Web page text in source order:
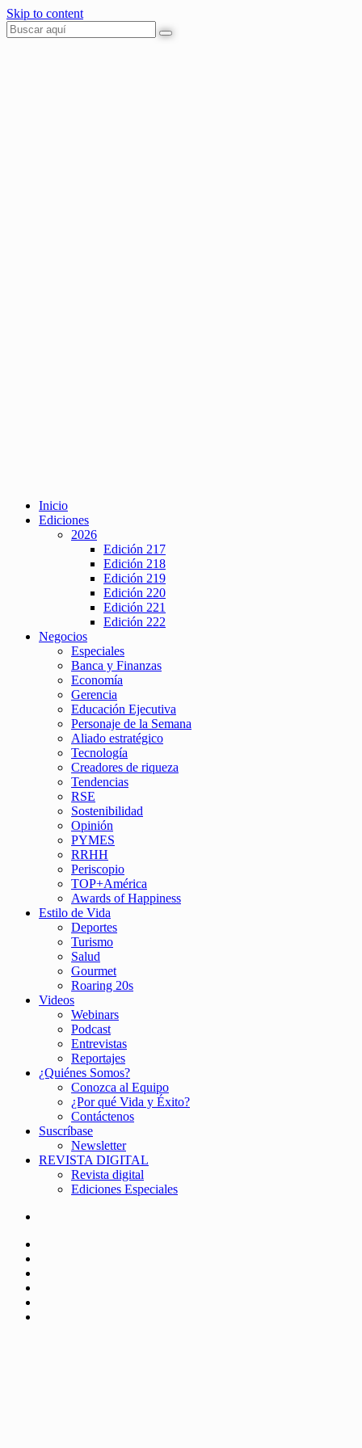
Skip to content
Inicio
Ediciones
2026
Edición 217
Edición 218
Edición 219
Edición 220
Edición 221
Edición 222
Negocios
Especiales
Banca y Finanzas
Economía
Gerencia
Educación Ejecutiva
Personaje de la Semana
Aliado estratégico
Tecnología
Creadores de riqueza
Tendencias
RSE
Sostenibilidad
Opinión
PYMES
RRHH
Periscopio
TOP+América
Awards of Happiness
Estilo de Vida
Deportes
Turismo
Salud
Gourmet
Roaring 20s
Videos
Webinars
Podcast
Entrevistas
Reportajes
¿Quiénes Somos?
Conozca al Equipo
¿Por qué Vida y Éxito?
Contáctenos
Suscríbase
Newsletter
REVISTA DIGITAL
Revista digital
Ediciones Especiales